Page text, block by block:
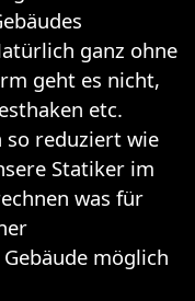
ganz ohne
geht es nicht,
etc.
so reduziert wie
Statiker im
was für
möglich